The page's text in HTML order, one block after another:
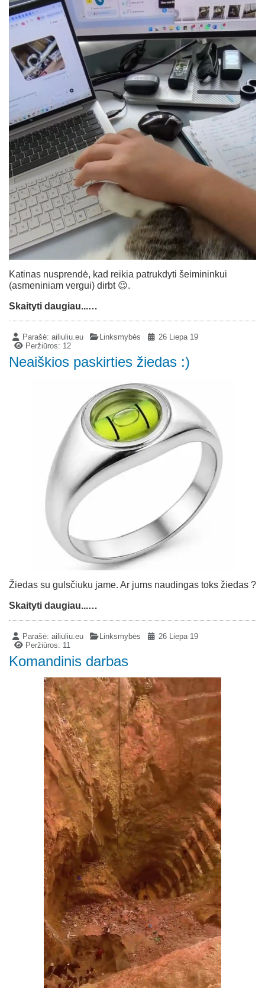
Katinas nusprendė, kad reikia patrukdyti šeimininkui
(asmeniniam vergui) dirbt 😉.
Skaityti daugiau...…
Parašė:ailiuliu.eu Linksmybės
26 Liepa 19
Peržiūros: 12
Neaiškios paskirties žiedas :)
Žiedas su gulsčiuku jame. Ar jums naudingas toks žiedas ?
Skaityti daugiau...…
Parašė:ailiuliu.eu Linksmybės
26 Liepa 19
Peržiūros: 11
Komandinis darbas